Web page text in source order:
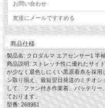
お問い合わせ
友達にメールですすめる
商品仕様
製品名: クロダルマ エアセンサー1 半
商品説明: ストレッチ性に優れたサイ
が少なく退色しにくい黒原着糸を採
ン取り揃え、最短翌日発送のミチオ
して、ファン付き作業着、バッテリ
ております。
型番: 268961